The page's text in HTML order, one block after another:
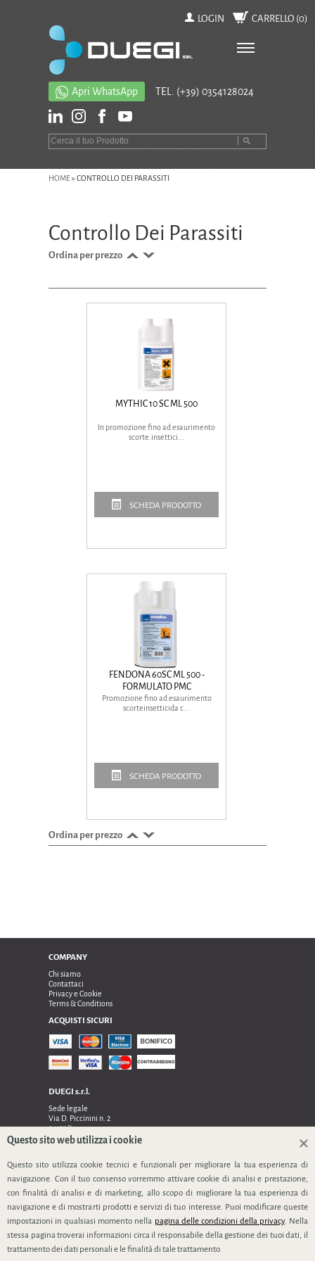
LOGIN CARRELLO (0)
Apri WhatsApp TEL. (+39) 0354128024
HOME» CONTROLLO DEI PARASSITI
Controllo Dei Parassiti
Ordina per prezzo
MYTHIC 10 SC ML 500
In promozione fino ad esaurimento
scorte.insettici...
SCHEDA PRODOTTO
FENDONA 60SC ML 500 -
FORMULATO PMC
Promozione fino ad esaurimento
scorteinsetticida c...
SCHEDA PRODOTTO
Ordina per prezzo
COMPANY
Chi siamo
Contattaci
Privacy e Cookie
Terms & Conditions
ACQUISTI SICURI
DUEGI s.r.l.
Sede legale
Via D. Piccinini n. 2
24122 Bergamo
Sede operativa e amministrativa:
24048 Treviolo (Bg)
TEL 0354128024, FAX 0354129132
P.IVA 03535240166
SEGUICI
info@duegi-bg.it
Questo sito web utilizza i cookie
Questo sito utilizza cookie tecnici e funzionali per migliorare la tua esperienza di
navigazione. Con il tuo consenso vorremmo attivare cookie di analisi e prestazione,
con finalità di analisi e di marketing, allo scopo di migliorare la tua esperienza di
navigazione e di mostrarti prodotti e servizi di tuo interesse. Puoi modificare queste
impostazioni in qualsiasi momento nella pagina delle condizioni della privacy. Nella
stessa pagina troverai informazioni circa il responsabile della gestione dei tuoi dati, il
trattamento dei dati personali e le finalità di tale trattamento.